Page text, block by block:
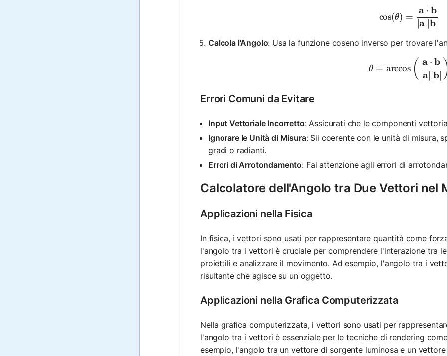
cos(θ) =
∣a b∣
a ⋅ b
Calcola l'Angolo: Usa la funzione coseno inverso per trovare
\theta
θ = arccos ( ∣a∣∣b∣
a ⋅ b )
Errori Comuni da Evitare
Input Vettoriale Incorretto: Assicurati che le componenti
Ignorare le Unità di Misura: Sii coerente con le unità di misura,
gradi o radianti.
Errori di Arrotondamento: Fai attenzione agli errori di
Calcolatore dell'Angolo tra Due Vettori nel
Applicazioni nella Fisica
In fisica, i vettori sono usati per rappresentare quantità come
l'angolo tra i vettori è cruciale per comprendere l'interazione tra
proiettili e analizzare il movimento. Ad esempio, l'angolo tra i
risultante che agisce su un oggetto.
Applicazioni nella Grafica Computerizzata
Nella grafica computerizzata, i vettori sono usati per
l'angolo tra i vettori è essenziale per le tecniche di rendering
esempio, l'angolo tra un vettore di sorgente luminosa e un